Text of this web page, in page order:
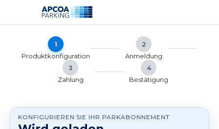
1
Produktkonfiguration
2
Anmeldung
3
Zahlung
4
Bestätigung
KONFIGURIEREN SIE IHR PARKABONNEMENT